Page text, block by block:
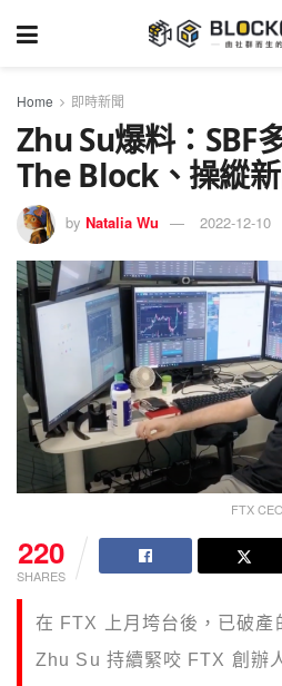
Home 即時新聞
Zhu Su爆料：SBF
The Block、操縱
by Natalia Wu 2022-12-10
FTX
220
SHARES
在 FTX 上月垮台後，已破產
Zhu Su 持續緊咬 FTX 創辦